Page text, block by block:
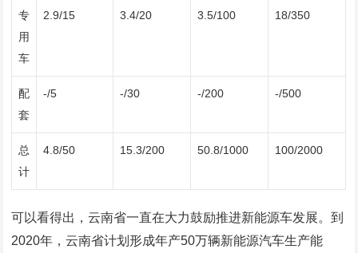
专
用
车
2.9/15 3.4/20 3.5/100 18/350
配
套
-/5 -/30 -/200 -/500
总
计
4.8/50 15.3/200 50.8/1000 100/2000
可以看得出，云南省一直在大力鼓励推进新能源车发展。到
2020年，云南省计划形成年产50万辆新能源汽车生产能